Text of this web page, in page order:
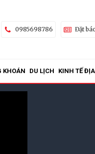
0985698786 Đặt
KHOÁN DU LỊCH KINH TẾ